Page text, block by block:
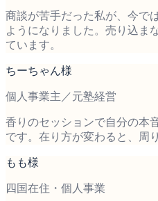
商談が苦手だった私が、今で
ようになりました。売り込ま
ています。
ちーちゃん様
個人事業主／元塾経営
香りのセッションで自分の本
です。在り方が変わると、周
もも様
四国在住・個人事業